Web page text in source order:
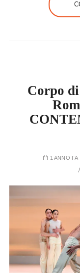
Corpo
1 ANNO FA